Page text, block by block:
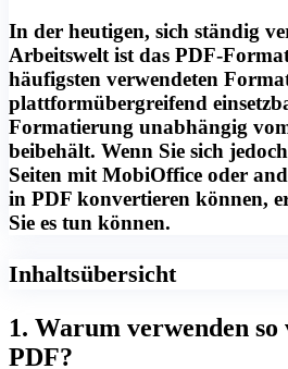
In der heutigen, sich ständig
Arbeitswelt ist das PDF-
häufigsten verwendeten
plattformübergreifend
Formatierung unabhängig
beibehält. Wenn Sie sich
Seiten mit MobiOffice oder
in PDF konvertieren können,
Sie es tun können.
Inhaltsübersicht
1. Warum verwenden so
PDF?